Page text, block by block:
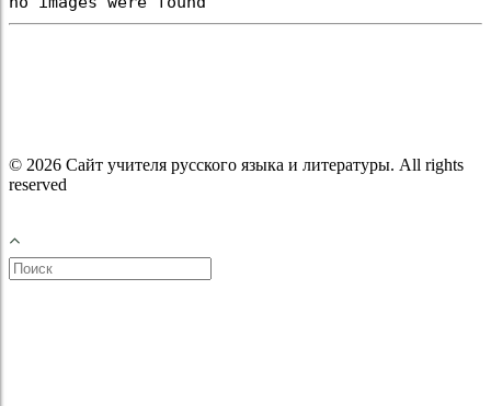
© 2026 Сайт учителя русского языка и литературы. All rights
reserved